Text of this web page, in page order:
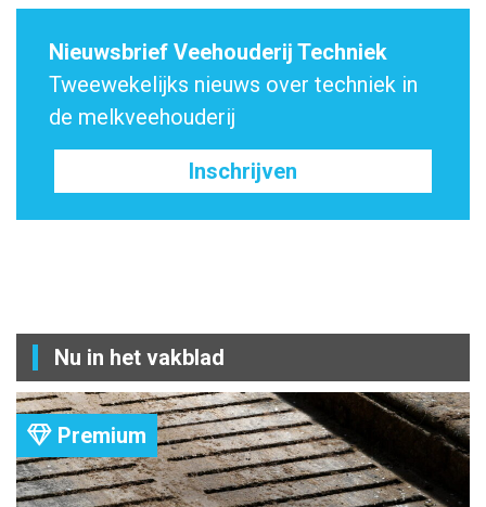
Nieuwsbrief Veehouderij Techniek
Tweewekelijks nieuws over techniek in
de melkveehouderij
Inschrijven
Nu in het vakblad
Premium